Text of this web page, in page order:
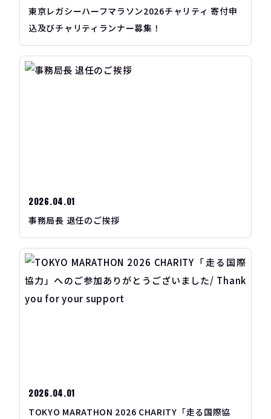
東京レガシーハーフマラソン2026チャリティ 寄付申
込及びチャリティランナー募集！
2026.04.01
事務局長 退任のご挨拶
2026.04.01
TOKYO MARATHON 2026 CHARITY「走る国際協